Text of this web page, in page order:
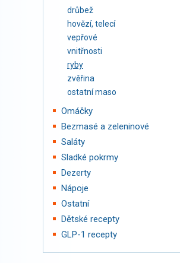
drůbež
hovězí, telecí
vepřové
vnitřnosti
ryby
zvěřina
ostatní maso
Omáčky
Bezmasé a zeleninové
Saláty
Sladké pokrmy
Dezerty
Nápoje
Ostatní
Dětské recepty
GLP-1 recepty